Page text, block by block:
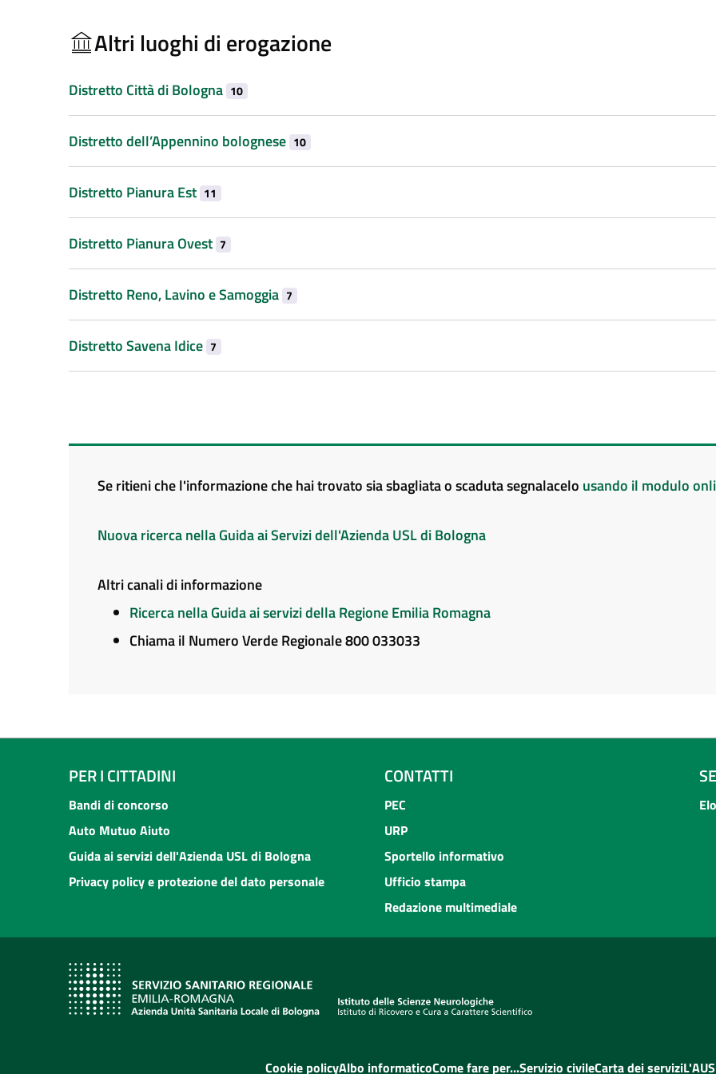
Altri luoghi di erogazione
Distretto Città di Bologna 10
Distretto dell’Appennino bolognese 10
Distretto Pianura Est 11
Distretto Pianura Ovest 7
Distretto Reno, Lavino e Samoggia 7
Distretto Savena Idice 7
Se ritieni che l'informazione che hai trovato sia sbagliata o scaduta segnalacelo usando il modulo
Nuova ricerca nella Guida ai Servizi dell'Azienda USL di Bologna
Altri canali di informazione
Ricerca nella Guida ai servizi della Regione Emilia Romagna
Chiama il Numero Verde Regionale 800 033033
PER I CITTADINI
Bandi di concorso
Auto Mutuo Aiuto
Guida ai servizi dell'Azienda USL di Bologna
Privacy policy e protezione del dato personale
CONTATTI
PEC
URP
Sportello informativo
Ufficio stampa
Redazione multimediale
Cookie policyAlbo informaticoCome fare per...Servizio civileCarta dei servizi